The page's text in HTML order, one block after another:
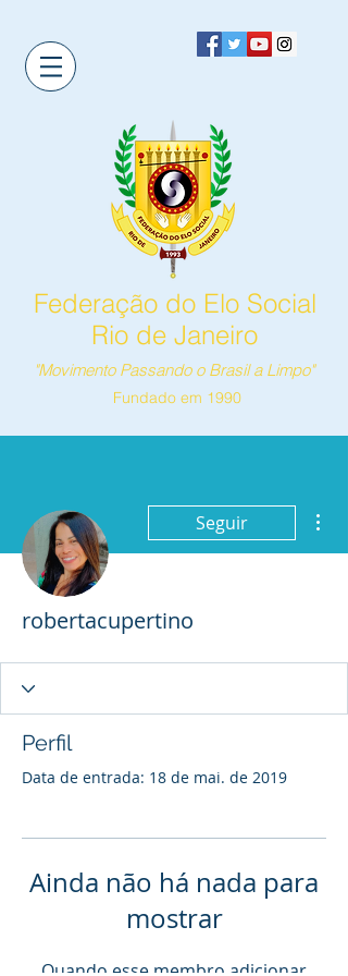
Federação do Elo Social
Rio de Janeiro
"Movimento Passando o Brasil a Limpo"
Fundado em 1990
Seguir
robertacupertino
Perfil
Data de entrada: 18 de mai. de 2019
Ainda não há nada para
mostrar
Quando esse membro adicionar